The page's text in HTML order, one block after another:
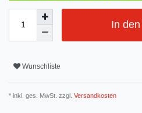
In
Wunschliste
* inkl. ges. MwSt. zzgl. Versandkosten